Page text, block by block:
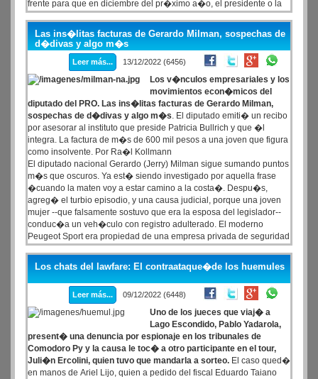
frente para que en diciembre del pr�ximo a�o, el presidente o la
presidenta que asuma sea una de nosotros. No voy a permitir que
vuelvan los que han puesto al pa�s de rodillas�.
Las ins�litas facturas de Gerardo Milman, sospechas de
d�divas y algo m�s
Leer más... 13/12/2022 (6456)
Los v�nculos empresariales y los
movimientos econ�micos del
diputado del PRO. Las ins�litas facturas de Gerardo Milman,
sospechas de d�divas y algo m�s. El diputado emiti� un recibo
por asesorar al instituto que preside Patricia Bullrich y que �l
integra. La factura de m�s de 600 mil pesos a una joven que figura
como insolvente. Por Ra�l Kollmann
El diputado nacional Gerardo (Jerry) Milman sigue sumando puntos
m�s que oscuros. Ya est� siendo investigado por aquella frase
�cuando la maten voy a estar camino a la costa�. Despu�s,
agreg� el turbio episodio, y una causa judicial, porque una joven
mujer --que falsamente sostuvo que era la esposa del legislador--
conduc�a un veh�culo con registro adulterado. El moderno
Peugeot Sport era propiedad de una empresa privada de seguridad
proveedora del Estado y en la tarjeta azul, como �nico autorizado
a manejar, figuraba Milman.
Los chats del lawfare: El contraataque�de los huemules
Leer más... 09/12/2022 (6448)
Uno de los jueces que viaj� a
Lago Escondido, Pablo Yadarola,
present� una denuncia por espionaje en los tribunales de
Comodoro Py y la causa le toc� a otro participante en el tour,
Juli�n Ercolini, quien tuvo que mandarla a sorteo. El caso qued�
en manos de Ariel Lijo, quien a pedido del fiscal Eduardo Taiano